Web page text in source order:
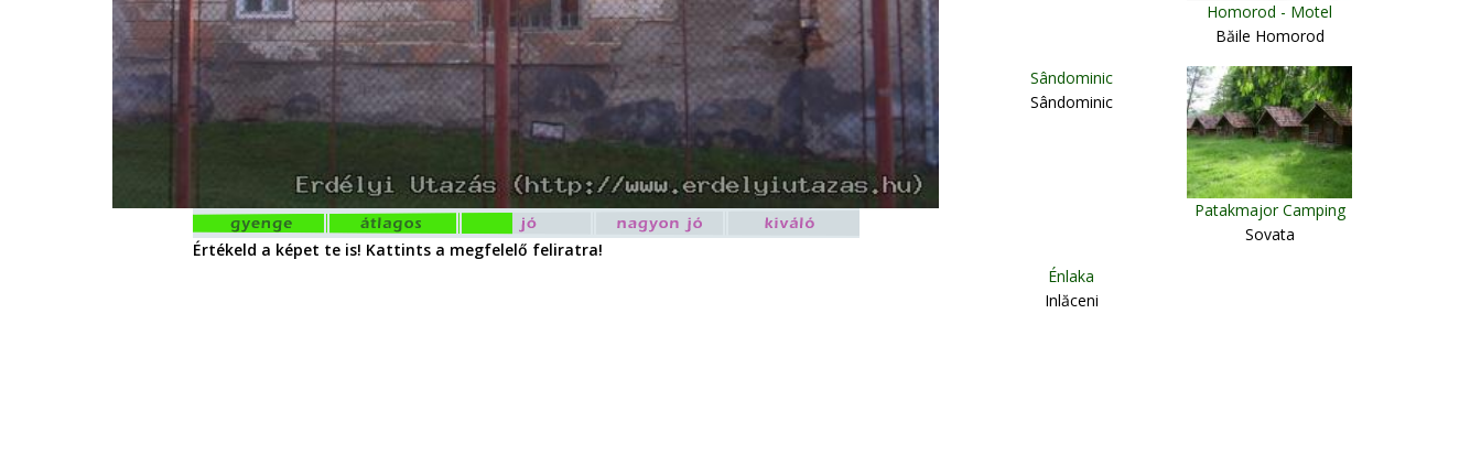
Értékeld a képet te is! Kattints a megfelelő feliratra!
Homorod - Motel
Băile Homorod
Sândominic
Sândominic
Patakmajor Camping
Sovata
Énlaka
Inlăceni